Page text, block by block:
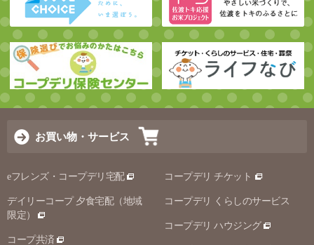
お買い物・サービス
eフレンズ・コープデリ宅配
デイリーコープ 夕食宅配（地域
限定）
コープ共済
コープデリ チケット
コープデリ くらしのサービス
コープデリ ハウジング